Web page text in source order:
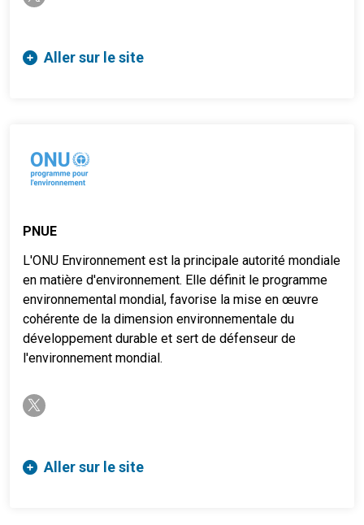
Aller sur le site
PNUE
L'ONU Environnement est la principale autorité mondiale
en matière d'environnement. Elle définit le programme
environnemental mondial, favorise la mise en œuvre
cohérente de la dimension environnementale du
développement durable et sert de défenseur de
l'environnement mondial.
twitter-x
Aller sur le site